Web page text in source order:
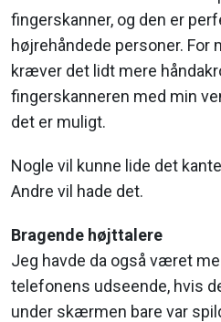
fingerskanner, og den er
højrehåndede personer. For
kræver det lidt mere
fingerskanneren med min
det er muligt.
Nogle vil kunne lide det
Andre vil hade det.
Bragende højttalere
Jeg havde da også været
telefonens udseende, hvis
under skærmen bare var